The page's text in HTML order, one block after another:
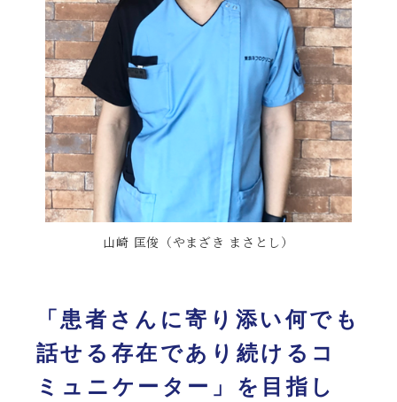
山崎 匡俊（やまざき まさとし）
「患者さんに寄り添い何でも
話せる存在であり続けるコ
ミュニケーター」を目指し